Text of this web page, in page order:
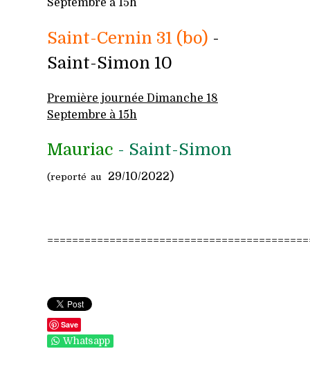
Septembre à 15h
Saint-Cernin 31 (bo) -
Saint-Simon 10
Première journée Dimanche 18
Septembre à 15h
Mauriac - Saint-Simon
(reporté au 29/10/2022)
Save
Whatsapp